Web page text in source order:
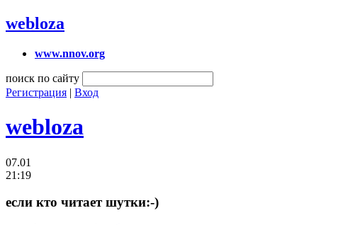
webloza
www.nnov.org
поиск по сайту
Регистрация | Вход
webloza
07.01
21:19
если кто читает шутки:-)